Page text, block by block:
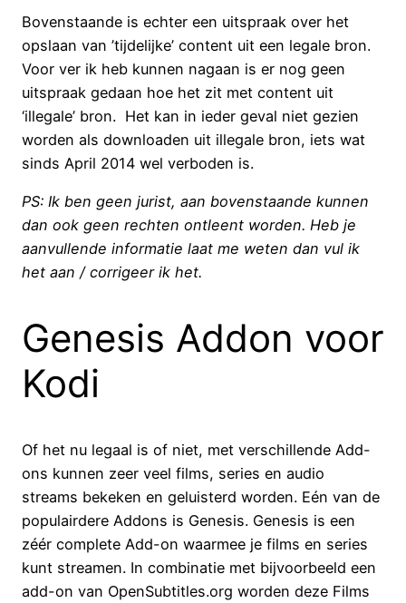
Bovenstaande is echter een uitspraak over het
opslaan van ’tijdelijke’ content uit een legale bron.
Voor ver ik heb kunnen nagaan is er nog geen
uitspraak gedaan hoe het zit met content uit
‘illegale’ bron. Het kan in ieder geval niet gezien
worden als downloaden uit illegale bron, iets wat
sinds April 2014 wel verboden is.
PS: Ik ben geen jurist, aan bovenstaande kunnen
dan ook geen rechten ontleent worden. Heb je
aanvullende informatie laat me weten dan vul ik
het aan / corrigeer ik het.
Genesis Addon voor
Kodi
Of het nu legaal is of niet, met verschillende Add-
ons kunnen zeer veel films, series en audio
streams bekeken en geluisterd worden. Eén van de
populairdere Addons is Genesis. Genesis is een
zéér complete Add-on waarmee je films en series
kunt streamen. In combinatie met bijvoorbeeld een
add-on van OpenSubtitles.org worden deze Films